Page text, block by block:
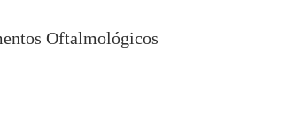
Oftalmológicos